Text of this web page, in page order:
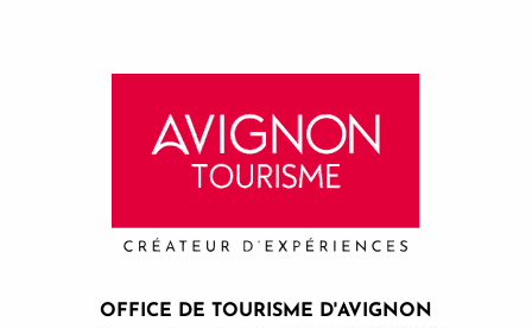
OFFICE DE TOURISME D'AVIGNON